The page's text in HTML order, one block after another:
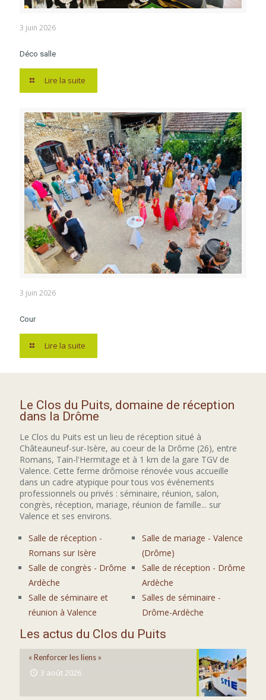
3 juin 2026
Déco salle
Lire la suite
3 juin 2026
Cour
Lire la suite
Le Clos du Puits, domaine de réception
dans la Drôme
Le Clos du Puits est un lieu de réception situé à
Châteauneuf-sur-Isère, au coeur de la Drôme (26), entre
Romans, Tain-l'Hermitage et à 1 km de la gare TGV de
Valence. Cette ferme drômoise rénovée vous accueille
dans un cadre atypique pour tous vos événements
professionnels ou privés : séminaire, réunion, salon,
congrès, réception, mariage, réunion de famille... sur
Valence et ses environs.
Salle de réception -
Romans sur Isère
Salle de congrès - Drôme
Ardèche
Salle de séminaire et
réunion à Valence
Salle de mariage - Valence
(Drôme)
Salle de réception - Drôme
Ardèche
Salles de séminaire -
Drôme-Ardèche
Les actus du Clos du Puits
« Renforcer les liens »
3 août 2026